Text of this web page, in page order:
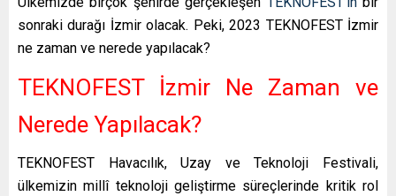
sonraki durağı İzmir olacak. Peki, 2023 TEKNOFEST İzmir
ne zaman ve nerede yapılacak?
TEKNOFEST İzmir Ne Zaman ve
Nerede Yapılacak?
TEKNOFEST Havacılık, Uzay ve Teknoloji Festivali,
ülkemizin millî teknoloji geliştirme süreçlerinde kritik rol